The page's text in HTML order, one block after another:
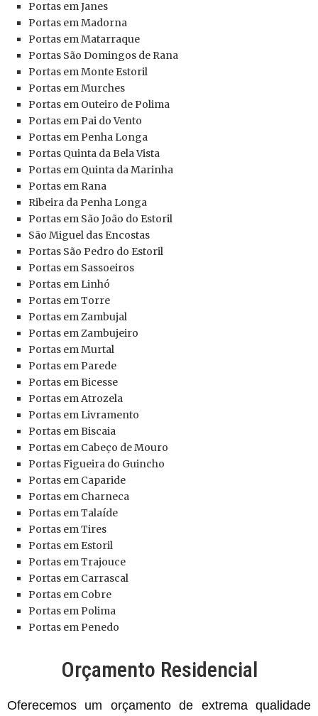
Portas em Janes
Portas em Madorna
Portas em Matarraque
Portas São Domingos de Rana
Portas em Monte Estoril
Portas em Murches
Portas em Outeiro de Polima
Portas em Pai do Vento
Portas em Penha Longa
Portas Quinta da Bela Vista
Portas em Quinta da Marinha
Portas em Rana
Ribeira da Penha Longa
Portas em São João do Estoril
São Miguel das Encostas
Portas São Pedro do Estoril
Portas em Sassoeiros
Portas em Linhó
Portas em Torre
Portas em Zambujal
Portas em Zambujeiro
Portas em Murtal
Portas em Parede
Portas em Bicesse
Portas em Atrozela
Portas em Livramento
Portas em Biscaia
Portas em Cabeço de Mouro
PortasFigueira do Guincho
Portas em Caparide
Portas em Charneca
Portas em Talaíde
Portas em Tires
Portas em Estoril
Portas em Trajouce
Portas em Carrascal
Portas em Cobre
Portas em Polima
Portas em Penedo
Orçamento Residencial
Oferecemos um orçamento de extrema qualidade